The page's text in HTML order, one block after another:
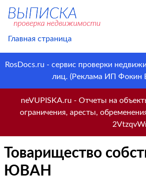
Главная страница
RosDocs.ru - сервис проверки
лиц. (Реклама ИП Фокин
neVUPISKA.ru - Отчеты на
ограничения, аресты,
Товарищество
ЮВАН